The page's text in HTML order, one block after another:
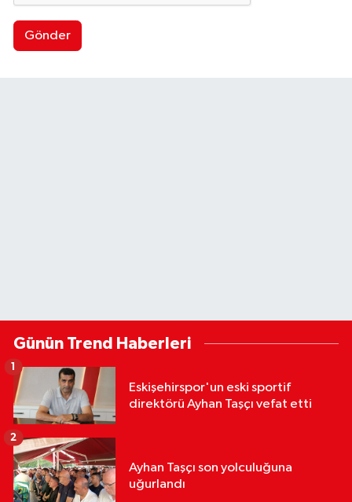
Gönder
Günün Trend Haberleri
Eskişehirspor'un eski sportif
direktörü Ayhan Taşçı vefat etti
1
Ayhan Taşçı son yolculuğuna
uğurlandı
2